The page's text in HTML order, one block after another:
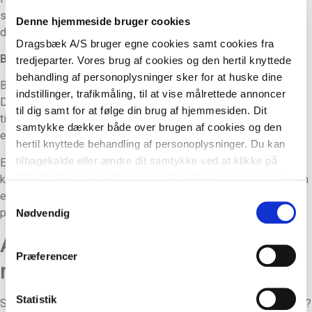
Denne hjemmeside bruger cookies
Dragsbæk A/S bruger egne cookies samt cookies fra
tredjeparter. Vores brug af cookies og den hertil knyttede
behandling af personoplysninger sker for at huske dine
indstillinger, trafikmåling, til at vise målrettede annoncer
til dig samt for at følge din brug af hjemmesiden. Dit
samtykke dækker både over brugen af cookies og den
hertil knyttede behandling af personoplysninger. Du kan
tilbagekalde eller ændre dit samtykke ved at klikke på
vores behandling af personoplysninger
Samtykkevalg
Nødvendig
Præferencer
Statistik
studenterne kan tage med i vognen – de vil helt sikkert takke
dig senere, når den lille sult melder sig.
Bradepandekager til den søde tand
Bradepandekager er perfekte studenterkager til dessertbordet.
De er hurtige at lave, nemme at skære ud og langt mindre
tidskrævende – og så kan de sagtens laves i forvejen. Prøv fx
en
klassens time kage, som er oplagt til festlighederne.
Er vejret virkelig godt, kan du også servere koldskål. Hvis du
knuser kammerjunkerne i, kan du nemt servere det i en kop som
en kold snack. De her hjemmelavede
prikken over i’et
Aftensmaden: Nem mad til
mange
Skal du stå med aftensmad, når studentervognen kommer forbi?